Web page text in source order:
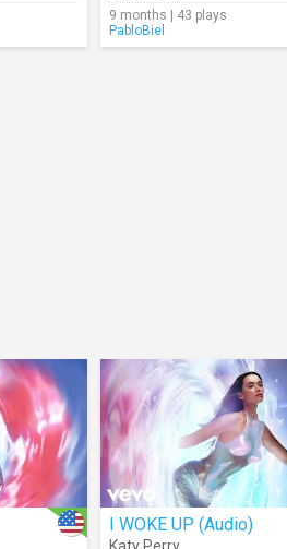
9 months | 43 plays
PabloBiel
I WOKE UP (Audio)